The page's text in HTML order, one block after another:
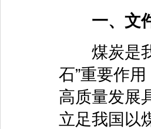
一、文件
煤炭是我
石”重要作
高质量发展
立足我国以